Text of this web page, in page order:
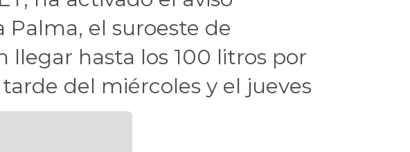
el suroeste de
llegar hasta los 100 litros por
del miércoles y el jueves